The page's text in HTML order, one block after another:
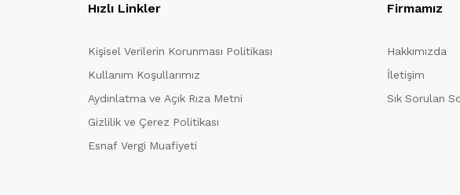
Hızlı Linkler
Kişisel Verilerin Korunması Politikası
Kullanım Koşullarımız
Aydınlatma ve Açık Rıza Metni
Gizlilik ve Çerez Politikası
Esnaf Vergi Muafiyeti
Firmamız
Hakkımızda
İletişim
Sık Sorulan